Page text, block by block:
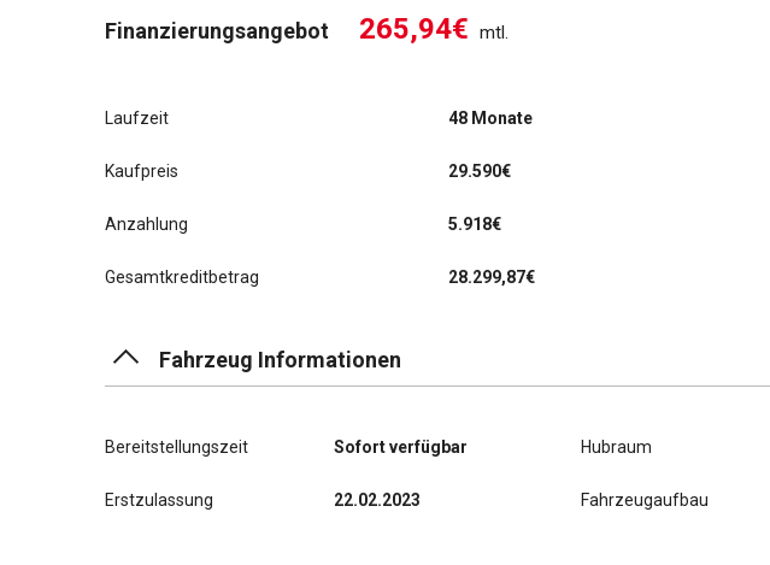
Finanzierungsangebot 265,94€ mtl.
Laufzeit 48 Monate
Kaufpreis 29.590€
Anzahlung 5.918€
Gesamtkreditbetrag 28.299,87€
Fahrzeug Informationen
Bereitstellungszeit Sofort verfügbar
Erstzulassung 22.02.2023
Hubraum
Fahrzeugaufbau